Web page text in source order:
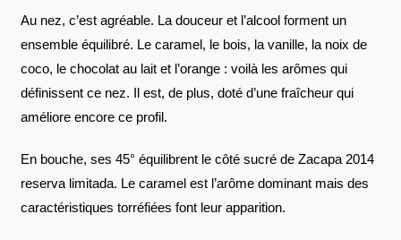
Au nez, c’est agréable. La douceur et l’alcool forment un
ensemble équilibré. Le caramel, le bois, la vanille, la noix de
coco, le chocolat au lait et l’orange : voilà les arômes qui
définissent ce nez. Il est, de plus, doté d’une fraîcheur qui
améliore encore ce profil.
En bouche, ses 45° équilibrent le côté sucré de Zacapa 2014
reserva limitada. Le caramel est l’arôme dominant mais des
caractéristiques torréfiées font leur apparition.